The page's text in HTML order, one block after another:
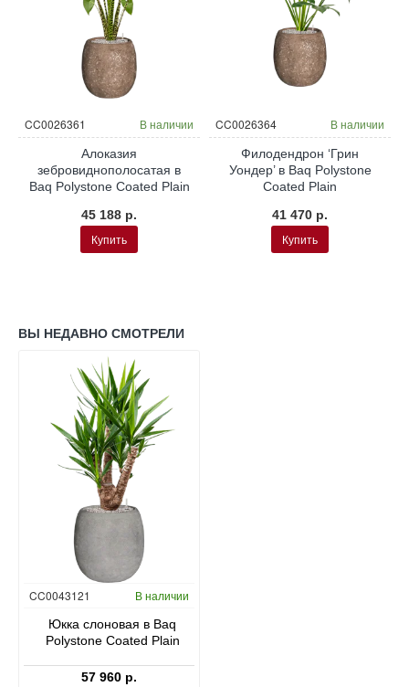
CC0026361 В наличии
Алоказия
зебровиднополосатая в
Baq Polystone Coated Plain
45 188 р.
Купить
CC0026364 В наличии
Филодендрон ‘Грин
Уондер’ в Baq Polystone
Coated Plain
41 470 р.
Купить
ВЫ НЕДАВНО СМОТРЕЛИ
CC0043121 В наличии
Юкка слоновая в Baq
Polystone Coated Plain
57 960 р.